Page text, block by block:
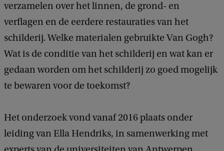
verzamelen over het linnen, de grond- en
verflagen en de eerdere restauraties van het
schilderij. Welke materialen gebruikte Van Gogh?
Wat is de conditie van het schilderij en wat kan er
gedaan worden om het schilderij zo goed mogelijk
te bewaren voor de toekomst?
Het onderzoek vond vanaf 2016 plaats onder
leiding van Ella Hendriks, in samenwerking met